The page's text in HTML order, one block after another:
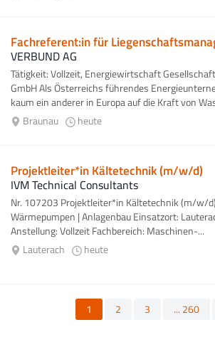
Fachreferent:in für
VERBUND AG
Tätigkeit: Vollzeit, Energiewirtschaft
GmbH Als Österreichs führendes
kaum ein anderer in Europa auf die Kraft von
Braunau
heute
Projektleiter*in Kältetechnik (m/w/d)
IVM Technical Consultants
Nr. 107203 Projektleiter*in Kältetechnik (m/w/
Wärmepumpen | Anlagenbau Einsatzort:
Anstellung: Vollzeit Fachbereich: Maschinen-...
Lauterach
heute
1 2 3 ... 260